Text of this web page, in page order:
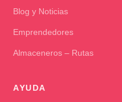
Blog y Noticias
Emprendedores
Almaceneros – Rutas
AYUDA